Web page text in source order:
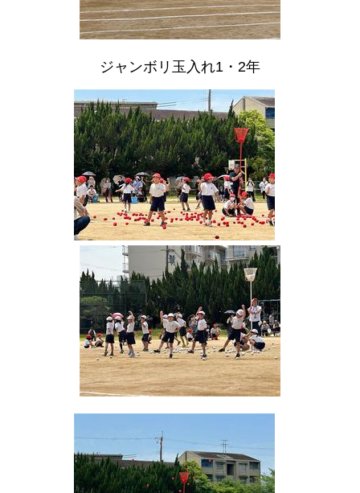
ジャンボリ玉入れ1・2年